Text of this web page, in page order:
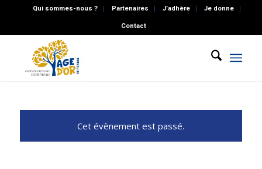
Qui sommes-nous ? Partenaires J’adhère Je donne
Contact
Cet évènement est passé.